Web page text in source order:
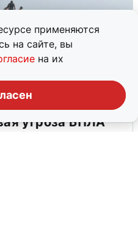
применяются
на сайте, вы
на их
угроза БПЛА